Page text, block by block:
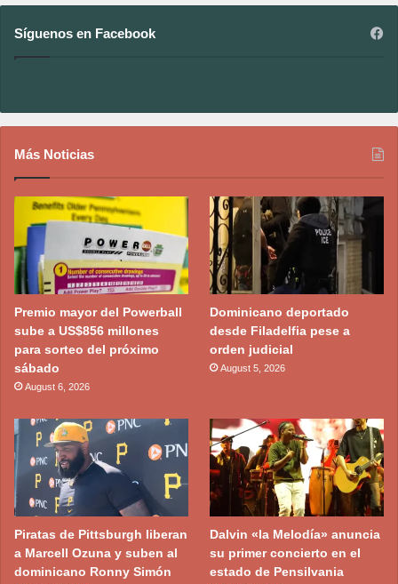
Síguenos en Facebook
Más Noticias
Premio mayor del Powerball
sube a US$856 millones
para sorteo del próximo
sábado
August 6, 2026
Dominicano deportado
desde Filadelfia pese a
orden judicial
August 5, 2026
Piratas de Pittsburgh liberan
a Marcell Ozuna y suben al
dominicano Ronny Simón
Dalvin «la Melodía» anuncia
su primer concierto en el
estado de Pensilvania